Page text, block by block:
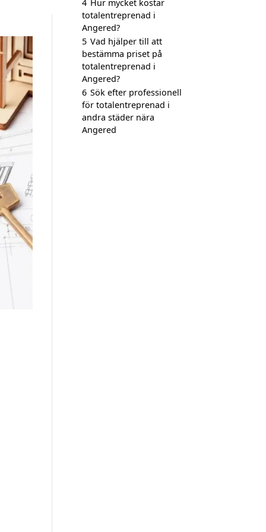
4 Hur mycket kostar
totalentreprenad i
Angered?
5 Vad hjälper till att
bestämma priset på
totalentreprenad i
Angered?
6 Sök efter professionell
för totalentreprenad i
andra städer nära
Angered